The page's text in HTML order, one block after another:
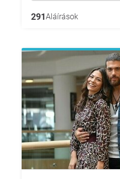
291Aláírások